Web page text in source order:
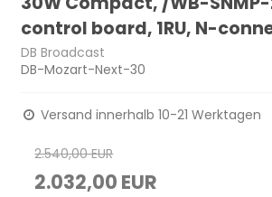
control board, 1RU, N-
DB Broadcast
DB-Mozart-Next-30
Versand innerhalb 10-21 Werktagen
2.540,00 EUR
2.032,00 EUR